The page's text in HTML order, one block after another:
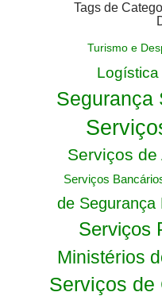
Tags de
Turismo e
Logística
Segurança
Serviços
Serviços
de Segurança
Serviços
Ministérios
Serviços de